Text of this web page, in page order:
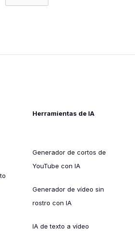
Herramientas de IA
Generador de cortos de
YouTube con IA
Generador de vídeo sin
rostro con IA
IA de texto a vídeo